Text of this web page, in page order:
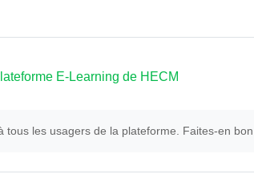
E-Learning de HECM
les usagers de la plateforme. Faites-en